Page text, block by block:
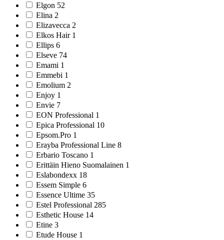
Elgon 52
Elina 2
Elizavecca 2
Elkos Hair 1
Ellips 6
Elseve 74
Emami 1
Emmebi 1
Emolium 2
Enjoy 1
Envie 7
EON Professional 1
Epica Professional 10
Epsom.Pro 1
Erayba Professional Line 8
Erbario Toscano 1
Erittäin Hieno Suomalainen 1
Eslabondexx 18
Essem Simple 6
Essence Ultime 35
Estel Professional 285
Esthetic House 14
Etine 3
Etude House 1